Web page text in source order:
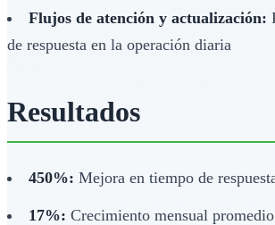
Flujos de atención y actualización:
de respuesta en la operación diaria
Resultados
450%: Mejora en tiempo de
17%: Crecimiento mensual promedio